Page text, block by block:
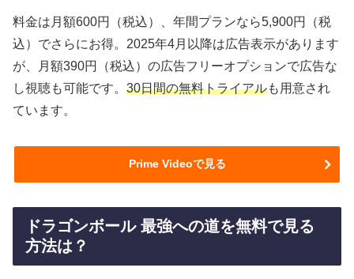
料金は月額600円（税込）、年間プランなら5,900円（税
込）でさらにお得。2025年4月以降は広告表示があります
が、月額390円（税込）の広告フリーオプションで広告な
し視聴も可能です。 30日間の無料トライアルも用意され
ています。
Prime Videoで見る
ドラゴンボール 最強への道を無料で見る
方法は？